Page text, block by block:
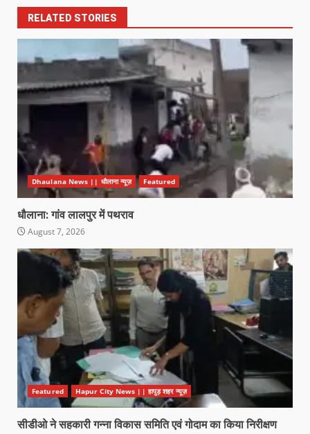
RELATED STORIES
Dhaulana News || धौलाना न्यूज़ Featured
धौलाना: गांव लालपुर में पथराव
August 7, 2026
Featured Hapur City News || हापुड़ शहर न्यूज़
सीडीओ ने सहकारी गन्ना विकास समिति एवं गोदाम का किया निरीक्षण